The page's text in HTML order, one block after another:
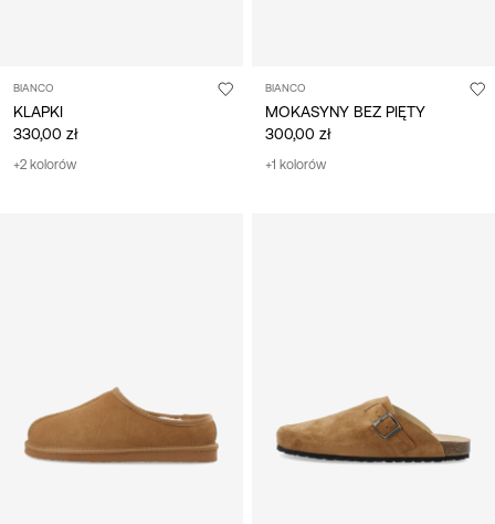
BIANCO
KLAPKI
330,00 zł
+2 kolorów
BIANCO
MOKASYNY BEZ PIĘTY
300,00 zł
+1 kolorów